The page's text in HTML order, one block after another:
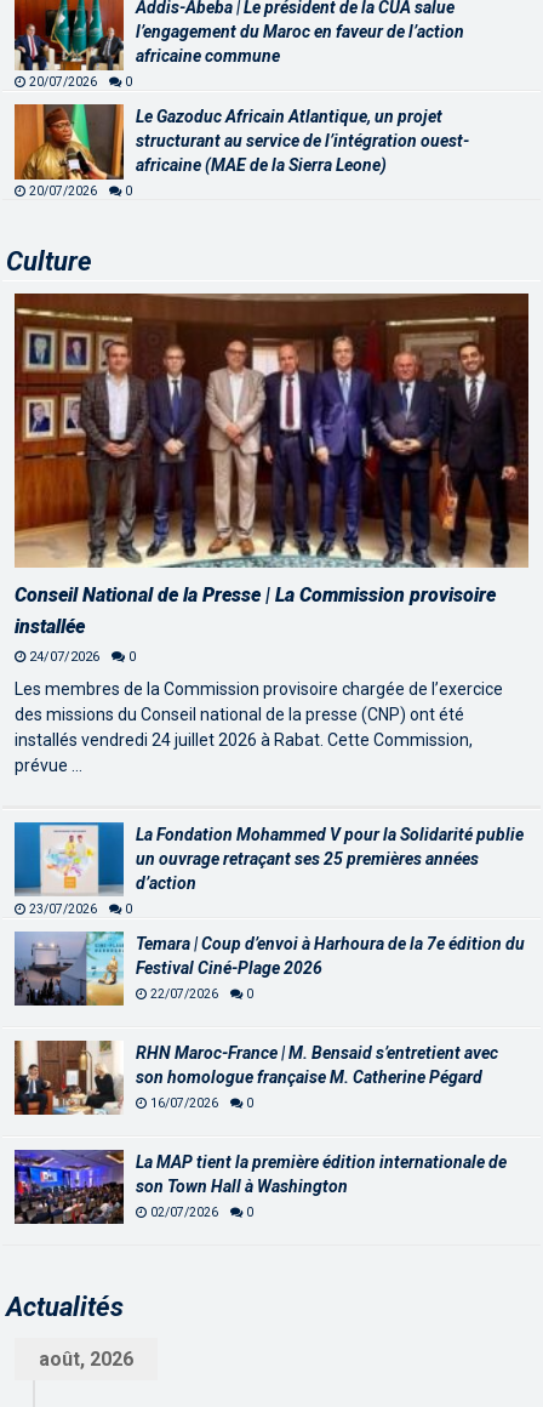
Addis-Abeba | Le président de la CUA salue
l’engagement du Maroc en faveur de l’action
africaine commune
20/07/2026 0
Le Gazoduc Africain Atlantique, un projet
structurant au service de l’intégration ouest-
africaine (MAE de la Sierra Leone)
20/07/2026 0
Culture
Conseil National de la Presse | La Commission provisoire
installée
24/07/2026 0
Les membres de la Commission provisoire chargée de l’exercice
des missions du Conseil national de la presse (CNP) ont été
installés vendredi 24 juillet 2026 à Rabat. Cette Commission,
prévue …
La Fondation Mohammed V pour la Solidarité publie
un ouvrage retraçant ses 25 premières années
d’action
23/07/2026 0
Temara | Coup d’envoi à Harhoura de la 7e édition du
Festival Ciné-Plage 2026
22/07/2026 0
RHN Maroc-France | M. Bensaid s’entretient avec
son homologue française M. Catherine Pégard
16/07/2026 0
La MAP tient la première édition internationale de
son Town Hall à Washington
02/07/2026 0
Actualités
août, 2026